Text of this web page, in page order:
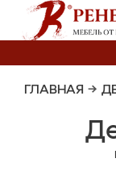
ГЛАВНАЯ →